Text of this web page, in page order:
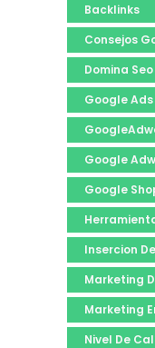
Backlinks
Consejos
Domina Seo
Google Ads
Google
Google
Insercion
Marketing
Marketing
Nivel De